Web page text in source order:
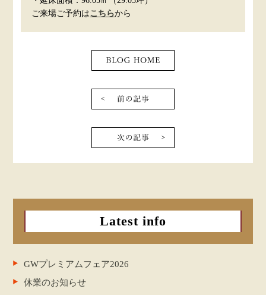
ご来場ご予約はこちらから
Latest info
GWプレミアムフェア2026
休業のお知らせ